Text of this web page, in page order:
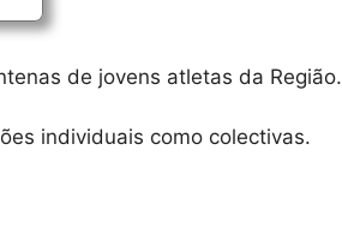
de jovens atletas da Região.
individuais como colectivas.